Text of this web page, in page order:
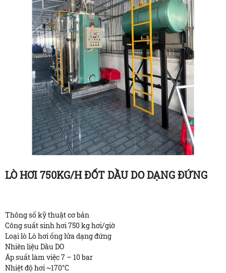
LÒ HƠI 750KG/H ĐỐT DẦU DO DẠNG ĐỨNG
Thông số kỹ thuật cơ bản
Công suất sinh hơi 750 kg hơi/giờ
Loại lò Lò hơi ống lửa dạng đứng
Nhiên liệu Dầu DO
Áp suất làm việc 7 – 10 bar
Nhiệt độ hơi ~170°C